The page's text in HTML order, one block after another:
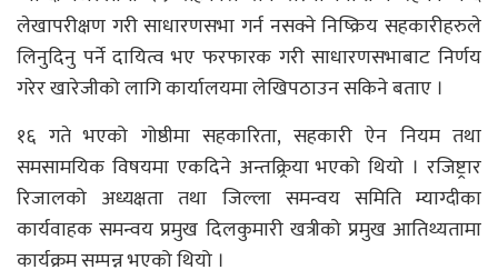
लेखापरीक्षण गरी साधारणसभा गर्न नसक्ने निष्क्रिय सहकारीहरुले
लिनुदिनु पर्ने दायित्व भए फरफारक गरी साधारणसभाबाट निर्णय
गरेर खारेजीको लागि कार्यालयमा लेखिपठाउन सकिने बताए ।
१६ गते भएको गोष्ठीमा सहकारिता, सहकारी ऐन नियम तथा
समसामयिक विषयमा एकदिने अन्तक्र्रिया भएको थियो । रजिष्ट्रार
रिजालको अध्यक्षता तथा जिल्ला समन्वय समिति म्याग्दीका
कार्यवाहक समन्वय प्रमुख दिलकुमारी खत्रीको प्रमुख आतिथ्यतामा
कार्यक्रम सम्पन्न भएको थियो ।